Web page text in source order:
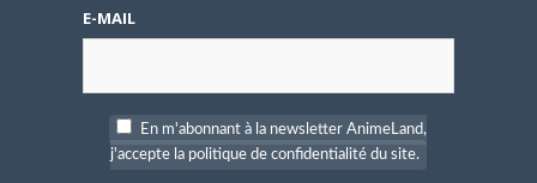
Une nouvelle série TV
Digimon en préparation
E-MAIL
En m'abonnant à la newsletter AnimeLand,
j'accepte la politique de confidentialité du site.